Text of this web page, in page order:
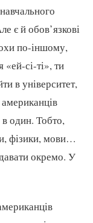
є й обов’язкові
по-іншому,
«ей-сі-ті», ти
в університет,
в один. Тобто,
фізики, мови…
окремо. У